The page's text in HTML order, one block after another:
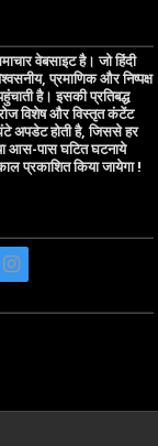
वेबसाइट है। जो हिंदी
प्रमाणिक और निष्पक्ष
है। इसकी प्रतिबद्ध
विशेष और विस्तृत कंटेंट
अपडेट होती है, जिससे हर
आस-पास घटित घटनाये
प्रकाशित किया जायेगा !